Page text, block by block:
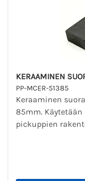
KERAAMINEN
PP-MCER-51385
Keraaminen
85mm.
pickuppien